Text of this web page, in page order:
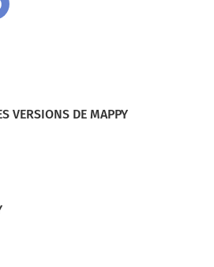
VERSIONS DE MAPPY